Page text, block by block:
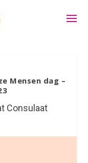
Mensen dag –
Consulaat